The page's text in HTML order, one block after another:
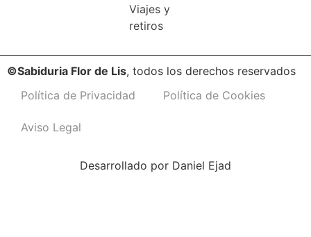
Viajes y
retiros
©Sabiduria Flor de Lis, todos los derechos reservados
Política de Privacidad
Política de Cookies
Aviso Legal
Desarrollado por Daniel Ejad